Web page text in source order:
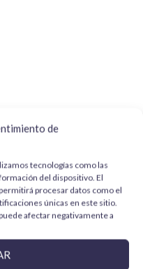
de
tecnologías como las
del dispositivo. El
procesar datos como el
únicas en este sitio.
afectar negativamente a
localizaciones
envío